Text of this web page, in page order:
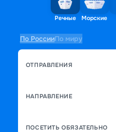
Речные Морские
По РоссииПо миру
ОТПРАВЛЕНИЯ
НАПРАВЛЕНИЕ
ПОСЕТИТЬ ОБЯЗАТЕЛЬНО